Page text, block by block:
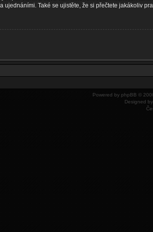
Také se ujistěte, že si přečtete jakákoliv
Powered by phpBB ©
Designed by